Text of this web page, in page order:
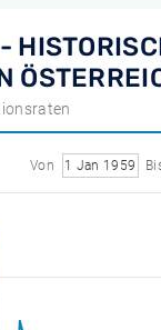
Von 1 Jan 1959